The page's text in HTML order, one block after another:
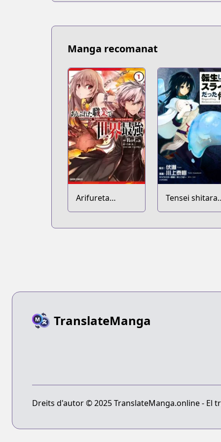
Manga recomanat
Arifureta
Shokugyou de
Tensei shitara
Slime Datta
TranslateManga
Dreits d'autor © 2025 TranslateManga.online - El